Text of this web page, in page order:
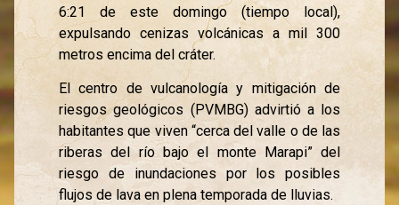
6:21 de este domingo (tiempo local),
expulsando cenizas volcánicas a mil 300
metros encima del cráter.
El centro de vulcanología y mitigación de
riesgos geológicos (PVMBG) advirtió a los
habitantes que viven “cerca del valle o de las
riberas del río bajo el monte Marapi” del
riesgo de inundaciones por los posibles
flujos de lava en plena temporada de lluvias.